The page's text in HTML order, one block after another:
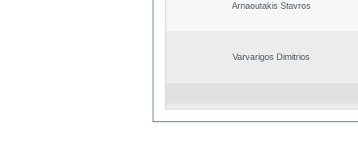
Arnaoutakis Stavros
Varvarigos Dimitrios